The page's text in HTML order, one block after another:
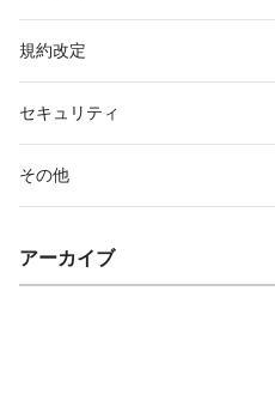
規約改定
セキュリティ
その他
アーカイブ